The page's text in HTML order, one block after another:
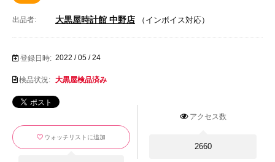
出品者: 大黒屋時計館 中野店 （インボイス対応）
登録日時: 2022 / 05 / 24
検品状況: 大黒屋検品済み
アクセス数
2660
ウォッチリストに追加